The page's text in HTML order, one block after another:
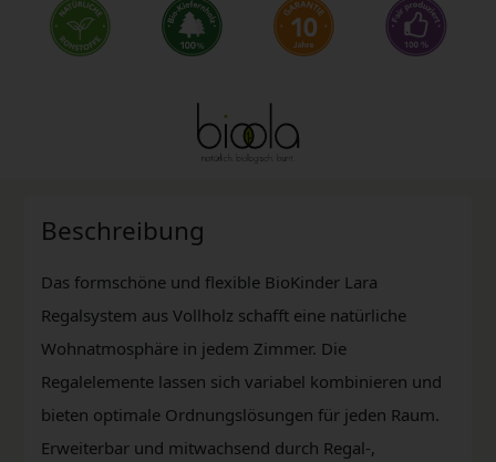
Beschreibung
Das formschöne und flexible BioKinder Lara
Regalsystem aus Vollholz schafft eine natürliche
Wohnatmosphäre in jedem Zimmer. Die
Regalelemente lassen sich variabel kombinieren und
bieten optimale Ordnungslösungen für jeden Raum.
Erweiterbar und mitwachsend durch Regal-,